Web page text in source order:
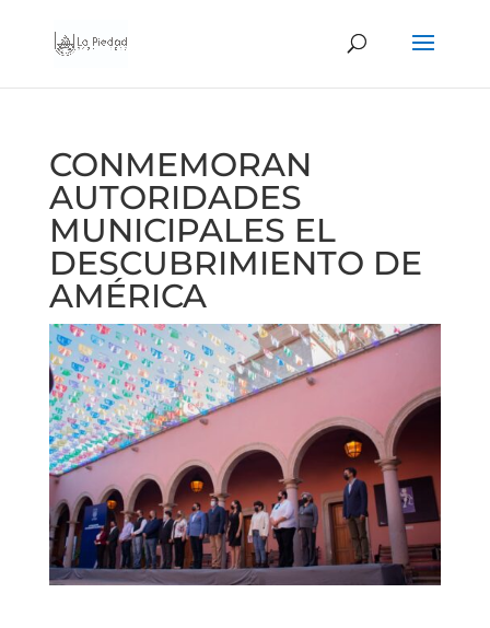
CONMEMORAN
AUTORIDADES
MUNICIPALES EL
DESCUBRIMIENTO DE
AMÉRICA